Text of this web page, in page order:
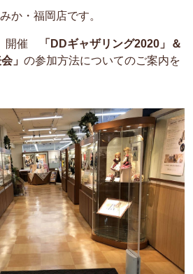
か・福岡店です。
開催
「DDギャザリング2020」＆
」 の参加方法についてのご案内を